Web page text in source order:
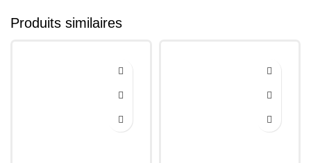
Produits similaires